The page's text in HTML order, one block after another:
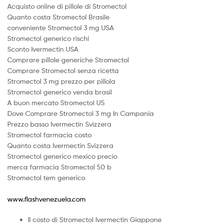
Acquisto online di pillole di Stromectol
Quanto costa Stromectol Brasile
conveniente Stromectol 3 mg USA
Stromectol generico rischi
Sconto Ivermectin USA
Comprare pillole generiche Stromectol
Comprare Stromectol senza ricetta
Stromectol 3 mg prezzo per pillola
Stromectol generico venda brasil
A buon mercato Stromectol US
Dove Comprare Stromectol 3 mg In Campania
Prezzo basso Ivermectin Svizzera
Stromectol farmacia costo
Quanto costa Ivermectin Svizzera
Stromectol generico mexico precio
merca farmacia Stromectol 50 b
Stromectol tem generico
www.flashvenezuela.com
Il costo di Stromectol Ivermectin Giappone